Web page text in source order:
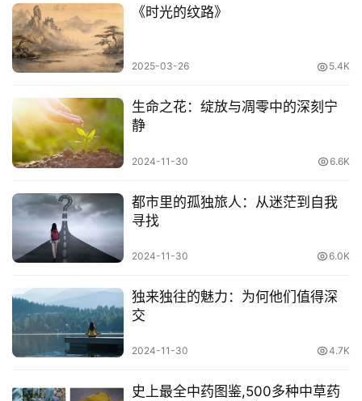
址
《时光的纹路》
2025-03-26 5.4K
生命之花：绽放与凋零中的深刻宁
静
2024-11-30 6.6K
都市里的孤独旅人：从迷茫到自我
寻找
2024-11-30 6.0K
独来独往的魅力：为何他们值得深
交
2024-11-30 4.7K
史上最全中药图鉴,500多种中草药